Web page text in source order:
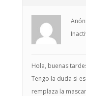
Hola, buenas
Tengo la duda si
remplaza la